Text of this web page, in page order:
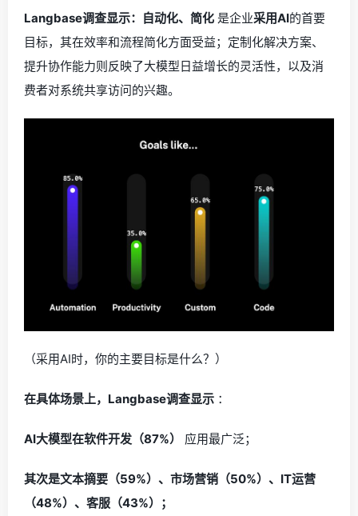
Langbase调查显示：自动化、简化 是企业采用AI的首要
目标，其在效率和流程简化方面受益；定制化解决方案、
提升协作能力则反映了大模型日益增长的灵活性，以及消
费者对系统共享访问的兴趣。
（采用AI时，你的主要目标是什么？）
在具体场景上，Langbase调查显示 ：
AI大模型在软件开发（87%） 应用最广泛；
其次是文本摘要（59%）、市场营销（50%）、IT运营
（48%）、客服（43%）；